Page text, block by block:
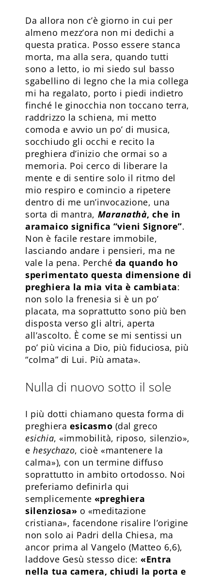
Da allora non c’è giorno in cui per
almeno mezz’ora non mi dedichi a
questa pratica. Posso essere stanca
morta, ma alla sera, quando tutti
sono a letto, io mi siedo sul basso
sgabellino di legno che la mia collega
mi ha regalato, porto i piedi indietro
finché le ginocchia non toccano terra,
raddrizzo la schiena, mi metto
comoda e avvio un po’ di musica,
socchiudo gli occhi e recito la
preghiera d’inizio che ormai so a
memoria. Poi cerco di liberare la
mente e di sentire solo il ritmo del
mio respiro e comincio a ripetere
dentro di me un’invocazione, una
sorta di mantra, Maranathà, che in
aramaico significa “vieni Signore”.
Non è facile restare immobile,
lasciando andare i pensieri, ma ne
vale la pena. Perché da quando ho
sperimentato questa dimensione di
preghiera la mia vita è cambiata:
non solo la frenesia si è un po’
placata, ma soprattutto sono più ben
disposta verso gli altri, aperta
all’ascolto. È come se mi sentissi un
po’ più vicina a Dio, più fiduciosa, più
“colma” di Lui. Più amata».
Nulla di nuovo sotto il sole
I più dotti chiamano questa forma di
preghiera esicasmo (dal greco
esichia, «immobilità, riposo, silenzio»,
ehesychazo, cioè «mantenere la
calma»), con un termine diffuso
soprattutto in ambito ortodosso. Noi
preferiamo definirla qui
semplicemente «preghiera
silenziosa» o «meditazione
cristiana», facendone risalire l’origine
non solo ai Padri della Chiesa, ma
ancor prima al Vangelo (Matteo 6,6),
laddove Gesù stesso dice: «Entra
nella tua camera, chiudi la porta e